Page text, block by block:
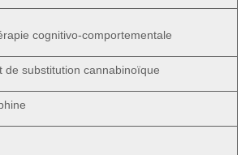
cognitivo-comportementale
de substitution cannabinoïque